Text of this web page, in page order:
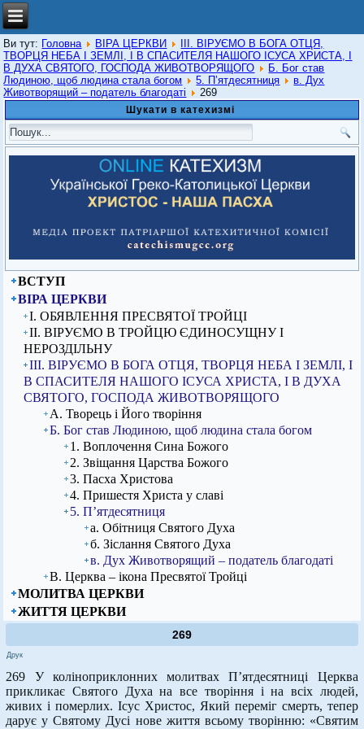
Ви тут: Головна ВІРА ЦЕРКВИ
ІІІ. ВІРУЄМО В БОГА ОТЦЯ,
ТВОРЦЯ НЕБА І ЗЕМЛІ, І В СПАСИТЕЛЯ НАШОГО ІСУСА ХРИСТА, І
В ДУХА СВЯТОГО, ГОСПОДА ЖИВОТВОРЯЩОГО
Б. Бог став
Людиною, щоб людина стала богом
5. П’ятдесятниця
в. Дух
Животворящий – податель благодаті
269
Шукати в катехизмі
ВСТУП
ВІРА ЦЕРКВИ
I. ОБЯВЛЕННЯ ПРЕСВЯТОЇ ТРОЙЦІ
ІІ. ВІРУЄМО В ТРОЙЦЮ ЄДИНОСУЩНУ І
НЕРОЗДІЛЬНУ
ІІІ. ВІРУЄМО В БОГА ОТЦЯ, ТВОРЦЯ НЕБА І ЗЕМЛІ, І
В СПАСИТЕЛЯ НАШОГО ІСУСА ХРИСТА, І В ДУХА
СВЯТОГО, ГОСПОДА ЖИВОТВОРЯЩОГО
А. Творець і Його творіння
Б. Бог став Людиною, щоб людина стала богом
1. Воплочення Сина Божого
2. Звіщання Царства Божого
3. Пасха Христова
4. Пришестя Христа у славі
5. П’ятдесятниця
а. Обітниця Святого Духа
б. Зіслання Святого Духа
в. Дух Животворящий – податель благодаті
В. Церква – ікона Пресвятої Тройці
МОЛИТВА ЦЕРКВИ
ЖИТТЯ ЦЕРКВИ
269
Друк
269 У коліноприклонних молитвах П’ятдесятниці Церква
прикликає Святого Духа на все творіння і на всіх людей,
живих і померлих. Ісус Христос, Який переміг смерть, тепер
дарує у Святому Дусі нове життя всьому творінню: «Святим